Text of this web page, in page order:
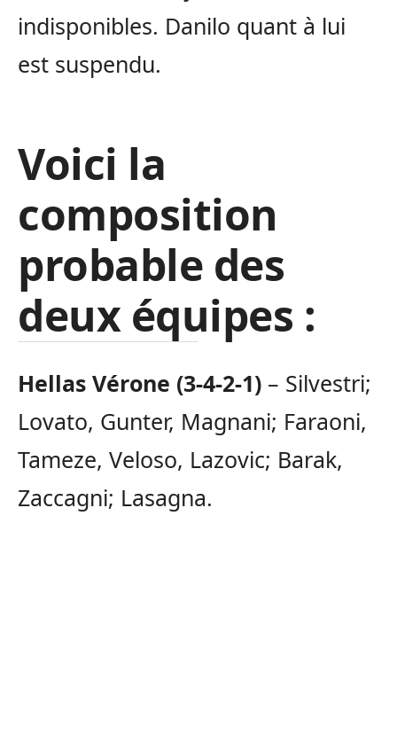
indisponibles. Danilo quant à lui
est suspendu.
Voici la
composition
probable des
deux équipes :
Hellas Vérone (3-4-2-1) – Silvestri;
Lovato, Gunter, Magnani; Faraoni,
Tameze, Veloso, Lazovic; Barak,
Zaccagni; Lasagna.